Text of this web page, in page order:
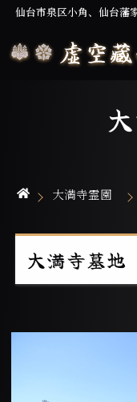
仙台市泉区小角、仙台藩
大満寺霊園
大満寺墓地